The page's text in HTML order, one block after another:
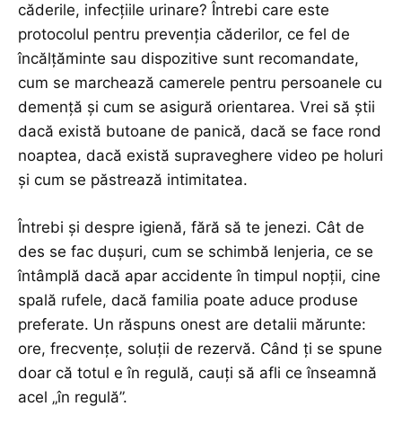
căderile, infecțiile urinare? Întrebi care este
protocolul pentru prevenția căderilor, ce fel de
încălțăminte sau dispozitive sunt recomandate,
cum se marchează camerele pentru persoanele cu
demență și cum se asigură orientarea. Vrei să știi
dacă există butoane de panică, dacă se face rond
noaptea, dacă există supraveghere video pe holuri
și cum se păstrează intimitatea.
Întrebi și despre igienă, fără să te jenezi. Cât de
des se fac dușuri, cum se schimbă lenjeria, ce se
întâmplă dacă apar accidente în timpul nopții, cine
spală rufele, dacă familia poate aduce produse
preferate. Un răspuns onest are detalii mărunte:
ore, frecvențe, soluții de rezervă. Când ți se spune
doar că totul e în regulă, cauți să afli ce înseamnă
acel „în regulă”.